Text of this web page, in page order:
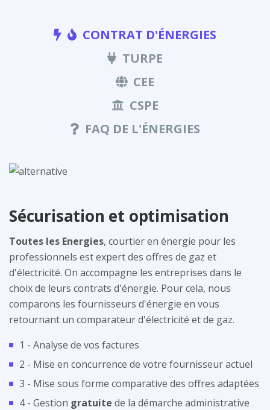
CONTRAT D'ÉNERGIES
TURPE
CEE
CSPE
FAQ DE L'ÉNERGIES
Sécurisation et optimisation
Toutes les Energies, courtier en énergie pour les
professionnels est expert des offres de gaz et
d'électricité. On accompagne les entreprises dans le
choix de leurs contrats d'énergie. Pour cela, nous
comparons les fournisseurs d'énergie en vous
retournant un comparateur d'électricité et de gaz.
1 - Analyse de vos factures
2 - Mise en concurrence de votre fournisseur actuel
3 - Mise sous forme comparative des offres adaptées
4 - Gestion gratuite de la démarche administrative